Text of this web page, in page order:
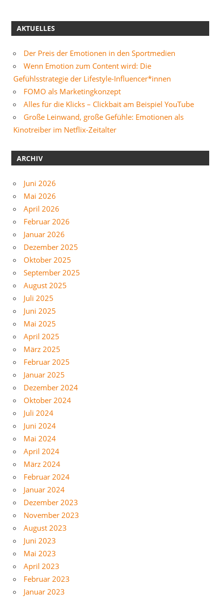
AKTUELLES
Der Preis der Emotionen in den Sportmedien
Wenn Emotion zum Content wird: Die
Gefühlsstrategie der Lifestyle-Influencer*innen
FOMO als Marketingkonzept
Alles für die Klicks – Clickbait am Beispiel YouTube
Große Leinwand, große Gefühle: Emotionen als
Kinotreiber im Netflix-Zeitalter
ARCHIV
Juni 2026
Mai 2026
April 2026
Februar 2026
Januar 2026
Dezember 2025
Oktober 2025
September 2025
August 2025
Juli 2025
Juni 2025
Mai 2025
April 2025
März 2025
Februar 2025
Januar 2025
Dezember 2024
Oktober 2024
Juli 2024
Juni 2024
Mai 2024
April 2024
März 2024
Februar 2024
Januar 2024
Dezember 2023
November 2023
August 2023
Juni 2023
Mai 2023
April 2023
Februar 2023
Januar 2023